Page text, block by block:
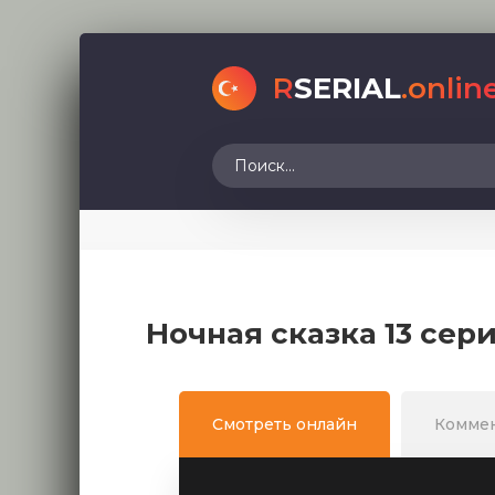
RSERIAL
Ночная сказка 13
Смотреть онлайн